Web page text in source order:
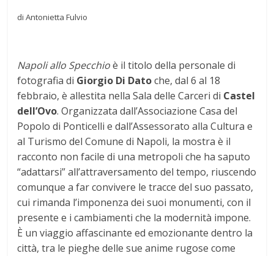
di Antonietta Fulvio
Napoli allo Specchioè il titolo della personale di
fotografia di Giorgio Di Datoche, dal 6 al 18
febbraio, è allestita nella Sala delle Carceri di Castel
dell’Ovo. Organizzata dall’Associazione Casa del
Popolo di Ponticelli e dall’Assessorato alla Cultura e
al Turismo del Comune di Napoli, la mostra è il
racconto non facile di una metropoli che ha saputo
“adattarsi” all’attraversamento del tempo, riuscendo
comunque a far convivere le tracce del suo passato,
cui rimanda l’imponenza dei suoi monumenti, con il
presente e i cambiamenti che la modernità impone.
È un viaggio affascinante ed emozionante dentro la
città, tra le pieghe delle sue anime rugose come